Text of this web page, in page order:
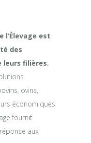
l’Élevage est
des
leurs filières.
ovins,
économiques
fournit
aux